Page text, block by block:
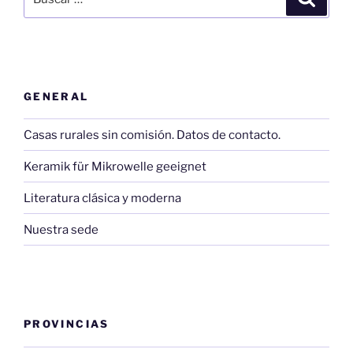
por:
GENERAL
Casas rurales sin comisión. Datos de contacto.
Keramik für Mikrowelle geeignet
Literatura clásica y moderna
Nuestra sede
PROVINCIAS